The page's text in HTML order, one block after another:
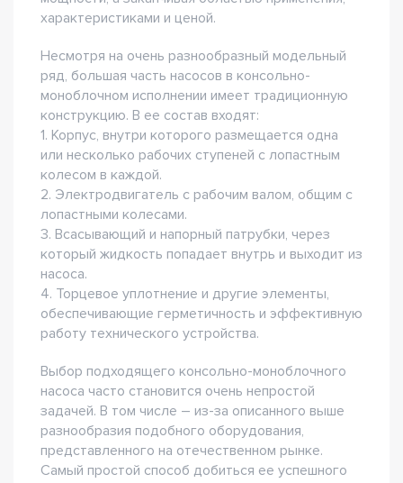
характеристиками и ценой.
Несмотря на очень разнообразный модельный
ряд, большая часть насосов в консольно-
моноблочном исполнении имеет традиционную
конструкцию. В ее состав входят:
1. Корпус, внутри которого размещается одна
или несколько рабочих ступеней с лопастным
колесом в каждой.
2. Электродвигатель с рабочим валом, общим с
лопастными колесами.
3. Всасывающий и напорный патрубки, через
который жидкость попадает внутрь и выходит из
насоса.
4. Торцевое уплотнение и другие элементы,
обеспечивающие герметичность и эффективную
работу технического устройства.
Выбор подходящего консольно-моноблочного
насоса часто становится очень непростой
задачей. В том числе – из-за описанного выше
разнообразия подобного оборудования,
представленного на отечественном рынке.
Самый простой способ добиться ее успешного